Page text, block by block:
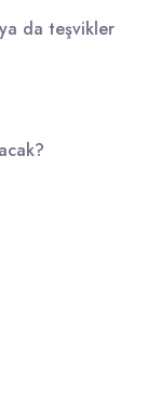
da teşvikler